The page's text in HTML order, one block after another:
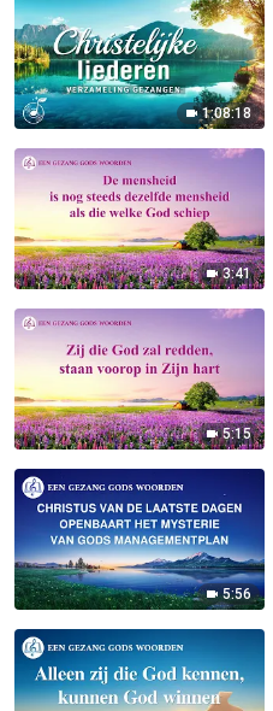
1:08:18
3:41
5:15
5:56